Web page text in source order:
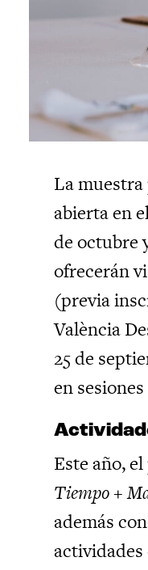
La
abierta en
de octubre
ofrecerán
(previa
València
25 de
en
Este año,
Tiempo +
además